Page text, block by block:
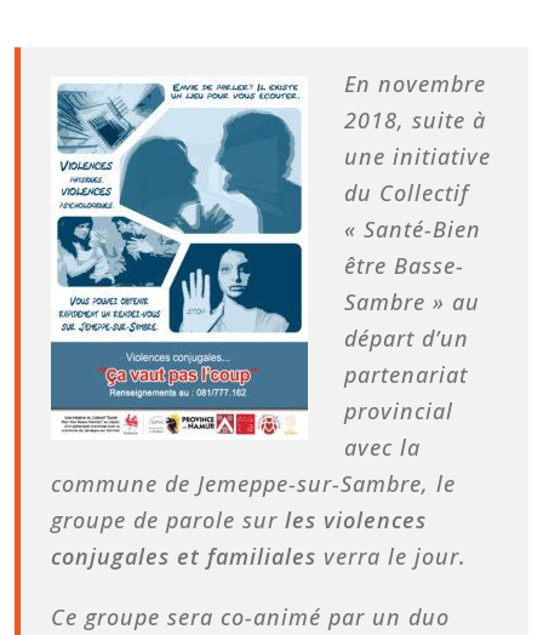
En novembre
2018, suite à
une initiative
du Collectif
« Santé-Bien
être Basse-
Sambre » au
départ d’un
partenariat
provincial
avec la
commune de Jemeppe-sur-Sambre, le
groupe de parole sur les violences
conjugales et familiales verra le jour.
Ce groupe sera co-animé par un duo